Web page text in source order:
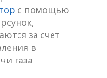
с помощью
за счет
в
газа